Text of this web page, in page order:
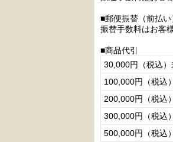
■郵便振替（前払い
振替手数料はお客
■商品代引
30,000円（税込
100,000円（税込
200,000円（税込
300,000円（税込
500,000円（税込